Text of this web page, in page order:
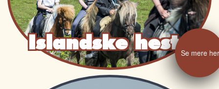
Islandske hesteSe mere her